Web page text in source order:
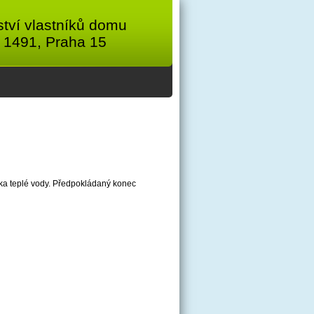
vlastníků domu
Praha 15
teplé vody. Předpokládaný konec